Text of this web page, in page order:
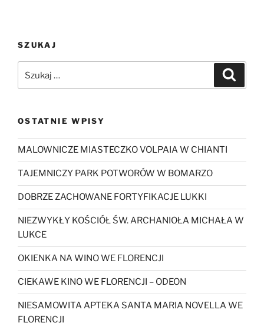
SZUKAJ
OSTATNIE WPISY
MALOWNICZE MIASTECZKO VOLPAIA W CHIANTI
TAJEMNICZY PARK POTWORÓW W BOMARZO
DOBRZE ZACHOWANE FORTYFIKACJE LUKKI
NIEZWYKŁY KOŚCIÓŁ ŚW. ARCHANIOŁA MICHAŁA W
LUKCE
OKIENKA NA WINO WE FLORENCJI
CIEKAWE KINO WE FLORENCJI – ODEON
NIESAMOWITA APTEKA SANTA MARIA NOVELLA WE
FLORENCJI